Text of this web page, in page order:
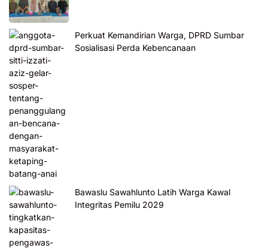
Perkuat Kemandirian Warga, DPRD Sumbar
Sosialisasi Perda Kebencanaan
Bawaslu Sawahlunto Latih Warga Kawal
Integritas Pemilu 2029